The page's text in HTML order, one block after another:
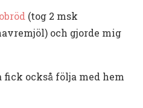
(tog 2 msk
och gjorde mig
också följa med hem